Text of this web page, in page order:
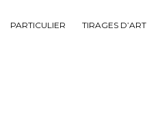
PARTICULIER TIRAGES D’ART